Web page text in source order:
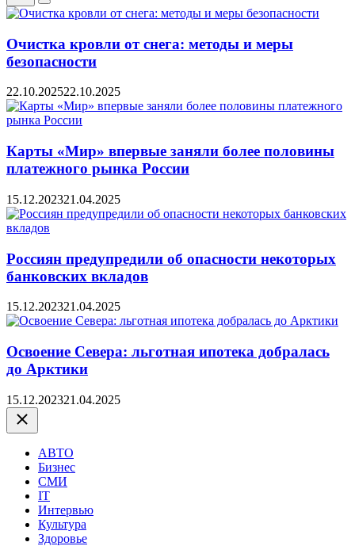
Цвет
переключателя
Очистка кровли от снега: методы и меры
безопасности
22.10.202522.10.2025
Карты «Мир» впервые заняли более половины
платежного рынка России
15.12.202321.04.2025
Россиян предупредили об опасности некоторых
банковских вкладов
15.12.202321.04.2025
Освоение Севера: льготная ипотека добралась
до Арктики
15.12.202321.04.2025
Закрыть
АВТО
Бизнес
СМИ
IT
Интервью
Культура
Здоровье